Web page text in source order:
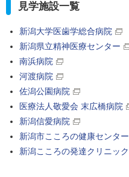
見学施設一覧
新潟大学医歯学総合病院
新潟県立精神医療センター
南浜病院
河渡病院
佐潟公園病院
医療法人敬愛会 末広橋病院
新潟信愛病院
新潟市こころの健康センター
新潟こころの発達クリニック